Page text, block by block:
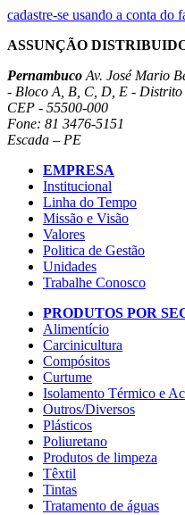
cadastre-se usando a conta do
ASSUNÇÃO
Pernambuco Av. José Mario
- Bloco A, B, C, D, E - Distrito
CEP - 55500-000
Fone: 81 3476-5151
Escada – PE
EMPRESA
Institucional
Linha do Tempo
Missão e Visão
Valores
Politica de Gestão
Unidades
Trabalhe Conosco
PRODUTOS POR
Alimentício
Carcinicultura
Compósitos
Curtume
Isolamento Térmico e
Outros/Diversos
Plásticos
Poliuretano
Produtos de limpeza
Têxtil
Tintas
Tratamento de águas